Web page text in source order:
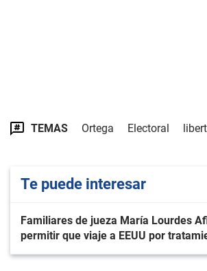
TEMAS Ortega Electoral
Te puede interesar
Familiares de jueza María Lourdes
permitir que viaje a EEUU por